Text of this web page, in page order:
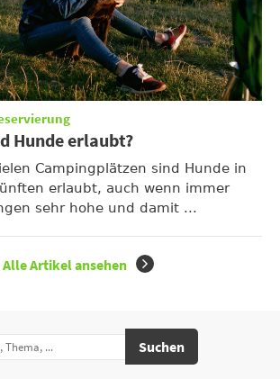
Hunde erlaubt?
Campingplätzen sind Hunde in
erlaubt, auch wenn immer
sehr hohe und damit ...
Alle Artikel ansehen
Suchen